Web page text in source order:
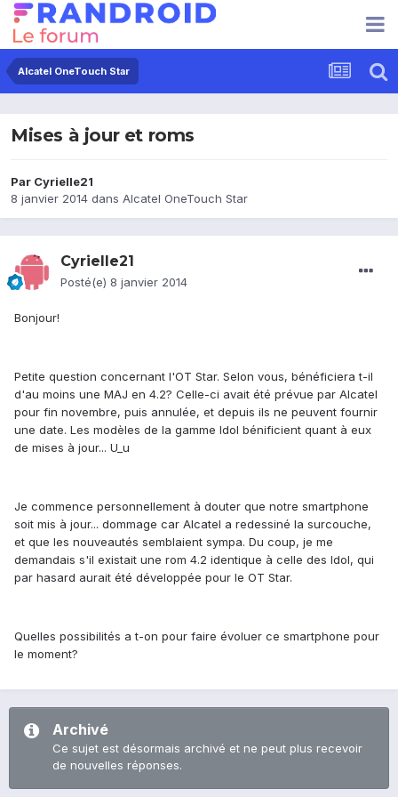
Alcatel OneTouch Star
Mises à jour et roms
Par Cyrielle21
8 janvier 2014 dans Alcatel OneTouch Star
Cyrielle21
Posté(e) 8 janvier 2014
Bonjour!
Petite question concernant l'OT Star. Selon vous, bénéficiera t-il
d'au moins une MAJ en 4.2? Celle-ci avait été prévue par Alcatel
pour fin novembre, puis annulée, et depuis ils ne peuvent fournir
une date. Les modèles de la gamme Idol bénificient quant à eux
de mises à jour... U_u
Je commence personnellement à douter que notre smartphone
soit mis à jour... dommage car Alcatel a redessiné la surcouche,
et que les nouveautés semblaient sympa. Du coup, je me
demandais s'il existait une rom 4.2 identique à celle des Idol, qui
par hasard aurait été développée pour le OT Star.
Quelles possibilités a t-on pour faire évoluer ce smartphone pour
le moment?
Archivé
Ce sujet est désormais archivé et ne peut plus recevoir
de nouvelles réponses.